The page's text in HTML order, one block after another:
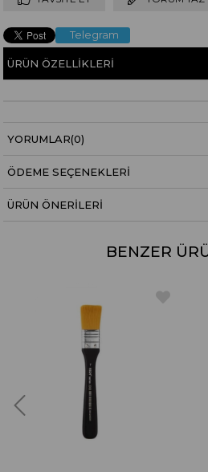
Telegram
ÜRÜN ÖZELLIKLERI
YORUMLAR(0)
ÖDEME SEÇENEKLERI
ÜRÜN ÖNERILERI
BENZER